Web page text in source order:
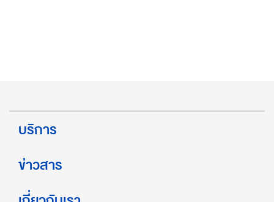
บริการ
ข่าวสาร